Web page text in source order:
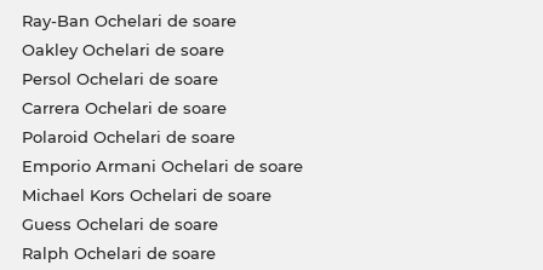
Ray-Ban Ochelari de soare
Oakley Ochelari de soare
Persol Ochelari de soare
Carrera Ochelari de soare
Polaroid Ochelari de soare
Emporio Armani Ochelari de soare
Michael Kors Ochelari de soare
Guess Ochelari de soare
Ralph Ochelari de soare